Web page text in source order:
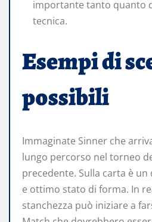
importante tanto quanto
tecnica.
Esempi di
possibili
Immaginate Sinner che
lungo percorso nel torneo
precedente. Sulla carta è
e ottimo stato di forma. In
stanchezza può iniziare a